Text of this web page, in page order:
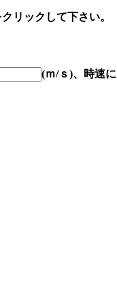
リックして下さい。
(ｍ/ｓ)、時速